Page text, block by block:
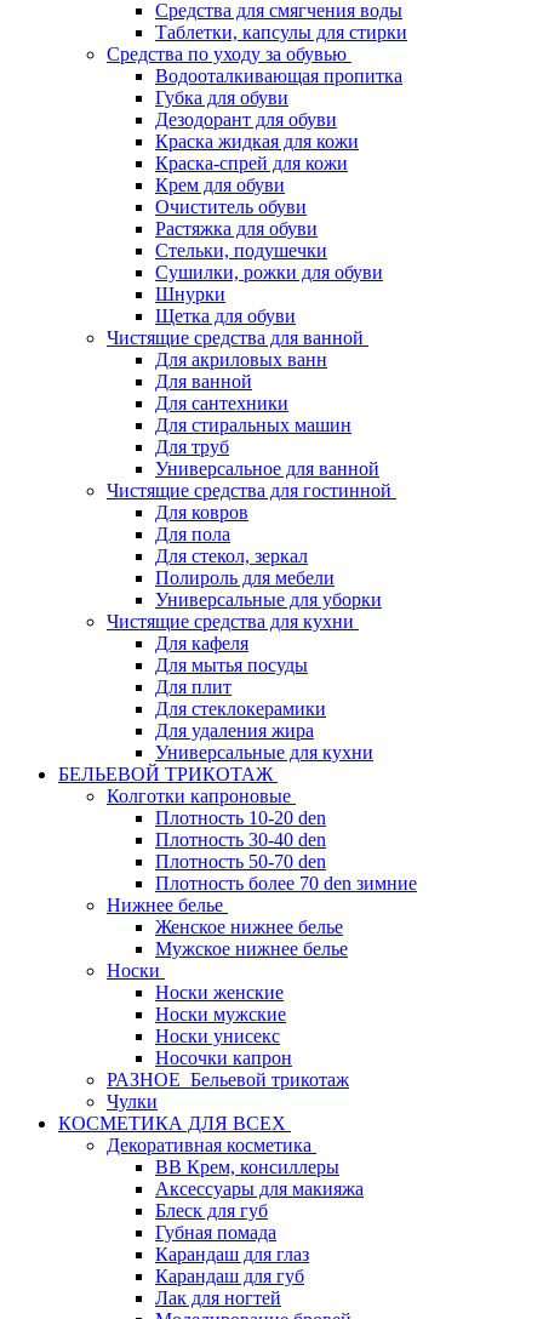
Средства для смягчения воды
Таблетки, капсулы для стирки
Средства по уходу за обувью
Водооталкивающая пропитка
Губка для обуви
Дезодорант для обуви
Краска жидкая для кожи
Краска-спрей для кожи
Крем для обуви
Очиститель обуви
Растяжка для обуви
Стельки, подушечки
Сушилки, рожки для обуви
Шнурки
Щетка для обуви
Чистящие средства для ванной
Для акриловых ванн
Для ванной
Для сантехники
Для стиральных машин
Для труб
Универсальное для ванной
Чистящие средства для гостинной
Для ковров
Для пола
Для стекол, зеркал
Полироль для мебели
Универсальные для уборки
Чистящие средства для кухни
Для кафеля
Для мытья посуды
Для плит
Для стеклокерамики
Для удаления жира
Универсальные для кухни
БЕЛЬЕВОЙ ТРИКОТАЖ
Колготки капроновые
Плотность 10-20 den
Плотность 30-40 den
Плотность 50-70 den
Плотность более 70 den зимние
Нижнее белье
Женское нижнее белье
Мужское нижнее белье
Носки
Носки женские
Носки мужские
Носки унисекс
Носочки капрон
РАЗНОЕ_Бельевой трикотаж
Чулки
КОСМЕТИКА ДЛЯ ВСЕХ
Декоративная косметика
BB Крем, консиллеры
Аксессуары для макияжа
Блеск для губ
Губная помада
Карандаш для глаз
Карандаш для губ
Лак для ногтей